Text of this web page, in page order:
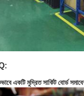
একটি মুদ্রিত সার্কিট বোর্ড